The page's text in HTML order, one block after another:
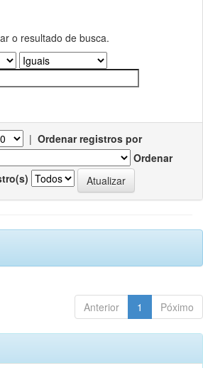
o resultado de busca.
| Ordenar registros por
Ordenar
Anterior 1 Póximo